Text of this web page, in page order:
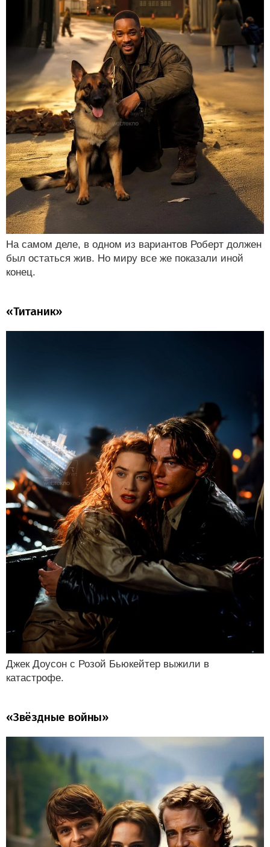
На самом деле, в одном из вариантов Роберт должен
был остаться жив. Но миру все же показали иной
конец.
«Титаник»
Джек Доусон с Розой Бьюкейтер выжили в
катастрофе.
«Звёздные войны»